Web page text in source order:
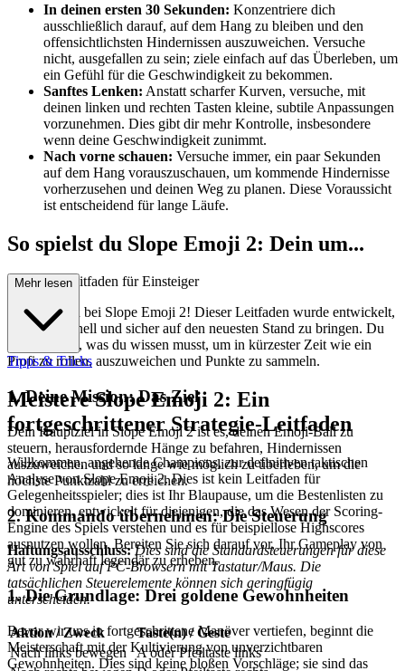
In deinen ersten 30 Sekunden: Konzentriere dich
ausschließlich darauf, auf dem Hang zu bleiben und den
offensichtlichsten Hindernissen auszuweichen. Versuche
nicht, ausgefallen zu sein; ziele einfach auf das Überleben, um
ein Gefühl für die Geschwindigkeit zu bekommen.
Sanftes Lenken: Anstatt scharfer Kurven, versuche, mit
deinen linken und rechten Tasten kleine, subtile Anpassungen
vorzunehmen. Dies gibt dir mehr Kontrolle, insbesondere
wenn deine Geschwindigkeit zunimmt.
Nach vorne schauen: Versuche immer, ein paar Sekunden
auf dem Hang vorauszuschauen, um kommende Hindernisse
vorherzusehen und deinen Weg zu planen. Diese Voraussicht
ist entscheidend für lange Läufe.
So spielst du Slope Emoji 2: Dein um...
fassender Leitfaden für Einsteiger
Willkommen bei Slope Emoji 2! Dieser Leitfaden wurde entwickelt,
um dich schnell und sicher auf den neuesten Stand zu bringen. Du
erfährst alles, was du wissen musst, um in kürzester Zeit wie ein
Profi zu rollen, auszuweichen und Punkte zu sammeln.
1. Deine Mission: Das Ziel
Dein Hauptziel in Slope Emoji 2 ist es, deinen Emoji-Ball zu
steuern, herausfordernde Hänge zu befahren, Hindernissen
auszuweichen und so lange wie möglich zu überleben, um die
höchste Punktzahl zu erreichen.
2. Kommando übernehmen: Die Steuerung
Haftungsausschluss: Dies sind die Standardsteuerungen für diese
Art von Spiel auf PC-Browsern mit Tastatur/Maus. Die
tatsächlichen Steuerelemente können sich geringfügig
unterscheiden.
Aktion / Zweck
Taste(n) / Geste
Nach links bewegen
A oder Pfeiltaste links
Mehr lesen
Tipps & Tricks
Meistere Slope Emoji 2: Ein
fortgeschrittener Strategie-Leitfaden
Willkommen, angehende Champions, zur definitiven taktischen
Analyse von Slope Emoji 2. Dies ist kein Leitfaden für
Gelegenheitsspieler; dies ist Ihr Blaupause, um die Bestenlisten zu
dominieren, entwickelt für diejenigen, die das Wesen der Scoring-
Engine des Spiels verstehen und es für beispiellose Highscores
ausnutzen wollen. Bereiten Sie sich darauf vor, Ihr Gameplay von
gut zu wahrhaft legendär zu erheben.
1. Die Grundlage: Drei goldene Gewohnheiten
Bevor wir uns in fortgeschrittene Manöver vertiefen, beginnt die
Meisterschaft mit der Kultivierung von unverzichtbaren
Gewohnheiten. Dies sind keine bloßen Vorschläge; sie sind das